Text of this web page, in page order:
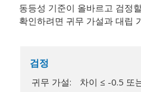
동등성 기준이 올바르고 검정
확인하려면 귀무 가설과 대립
검정
귀무 가설:
차이 ≤ -0.5 또